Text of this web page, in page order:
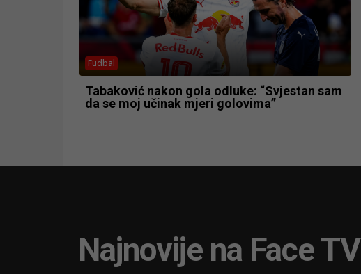
Fudbal
Tabaković nakon gola odluke: “Svjestan sam
da se moj učinak mjeri golovima”
Najnovije na Face TV